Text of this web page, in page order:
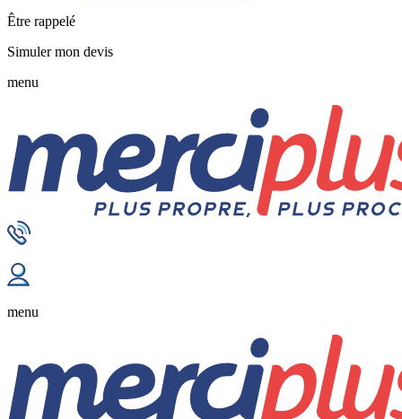
Être rappelé
Simuler mon devis
menu
menu